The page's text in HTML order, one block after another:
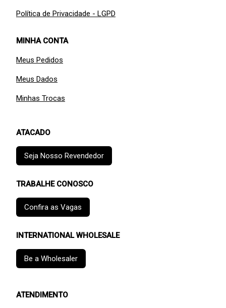
Política de Privacidade - LGPD
MINHA CONTA
Meus Pedidos
Meus Dados
Minhas Trocas
ATACADO
Seja Nosso Revendedor
TRABALHE CONOSCO
Confira as Vagas
INTERNATIONAL WHOLESALE
Be a Wholesaler
ATENDIMENTO